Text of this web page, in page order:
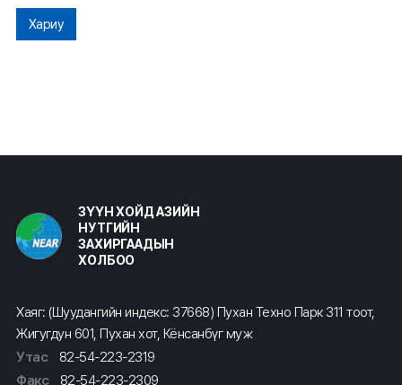
Хариу
ЗҮҮН ХОЙД АЗИЙН
НУТГИЙН
ЗАХИРГААДЫН
ХОЛБОО
Хаяг: (Шуудангийн индекс: 37668) Пухан Техно Парк 311 тоот,
Жигугдун 601, Пухан хот, Кёнсанбүг муж
Утас
82-54-223-2319
Факс
82-54-223-2309